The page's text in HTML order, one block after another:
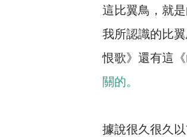
這比翼鳥，就
我所認識的比
恨歌》還有這
關的。
據說很久很久